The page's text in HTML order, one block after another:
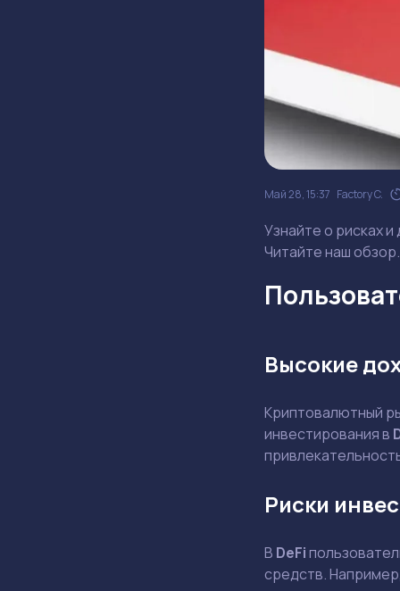
Май 28, 15:37 Factory C.
Узнайте о рисках
Читайте наш обзор.
Высокие
Криптовалютный
инвестирования в
Риски
В DeFi
средств.